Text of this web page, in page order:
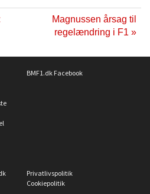
Magnussen årsag til
regelændring i F1 »
BMF1.dk Facebook
Privatlivspolitik
Cookiepolitik